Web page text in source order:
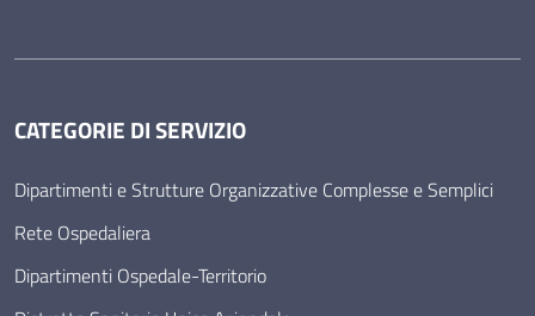
CATEGORIE DI SERVIZIO
Dipartimenti e Strutture Organizzative Complesse e Semplici
Rete Ospedaliera
Dipartimenti Ospedale-Territorio